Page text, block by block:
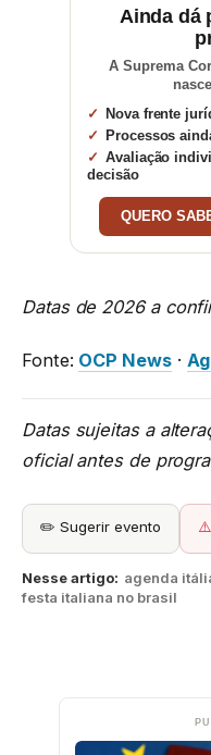
Ainda dá
A Suprema
Nova frente
Processos
Avaliação
decisão
QUERO
Datas de 2026 a
Fonte: OCP News·
Datas sujeitas a
oficial antes de
✏️ Sugerir evento ⚠️
Nesse artigo: agenda
festa italiana no brasil